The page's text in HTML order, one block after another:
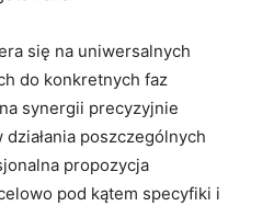
się na uniwersalnych
do konkretnych faz
synergii precyzyjnie
poszczególnych
propozycja
pod kątem specyfiki i